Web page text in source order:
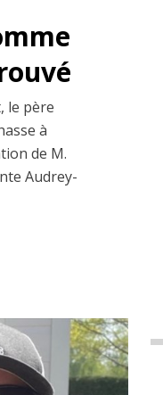
le père
à
de M.
Audrey-